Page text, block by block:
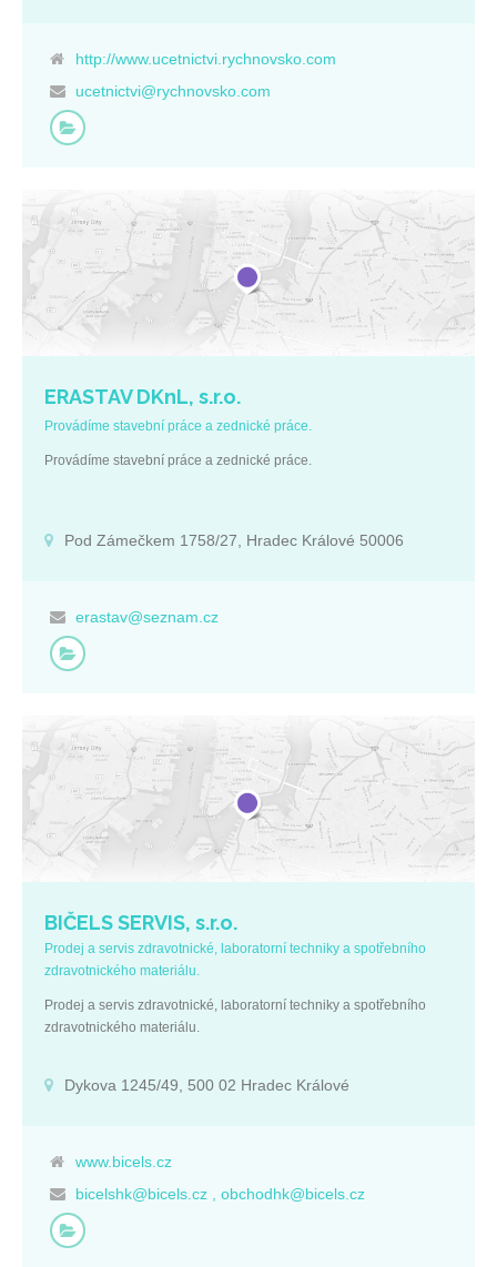
zpracování mezd vyúčtování daně ze závislé činnosti zpracování
na FÚ přiznání k silniční dani Základní údaje: IČ: 42249970
Palackého 1354, Rychnov nad Kněžnou 516 01
http://www.ucetnictvi.rychnovsko.com
ucetnictvi@rychnovsko.com
ERASTAV DKnL, s.r.o.
Provádíme stavební práce a zednické práce.
Provádíme stavební práce a zednické práce.
Pod Zámečkem 1758/27, Hradec Králové 50006
erastav@seznam.cz
BIČELS SERVIS, s.r.o.
Prodej a servis zdravotnické, laboratorní techniky a spotřebního
zdravotnického materiálu.
Prodej a servis zdravotnické, laboratorní techniky a spotřebního
zdravotnického materiálu.
Dykova 1245/49, 500 02 Hradec Králové
www.bicels.cz
bicelshk@bicels.cz , obchodhk@bicels.cz